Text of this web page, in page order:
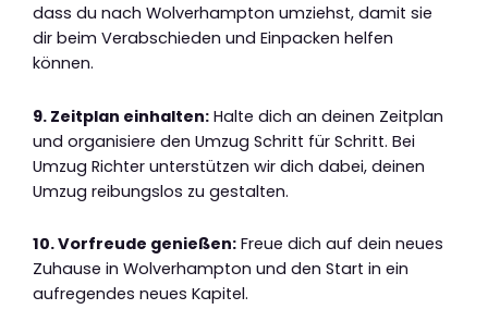
dass du nach Wolverhampton umziehst, damit sie
dir beim Verabschieden und Einpacken helfen
können.
9. Zeitplan einhalten: Halte dich an deinen Zeitplan
und organisiere den Umzug Schritt für Schritt. Bei
Umzug Richter unterstützen wir dich dabei, deinen
Umzug reibungslos zu gestalten.
10. Vorfreude genießen: Freue dich auf dein neues
Zuhause in Wolverhampton und den Start in ein
aufregendes neues Kapitel.